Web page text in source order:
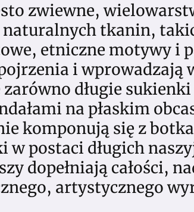
zwiewne,
tkanin,
etniczne motywy i
i wprowadzają
zarówno długie
na płaskim
komponują się z
w postaci długich
dopełniają całości,
artystycznego